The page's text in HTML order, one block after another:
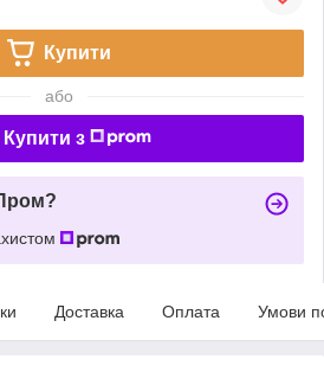
Купити
або
Купити з
Доставка Оплата Умови